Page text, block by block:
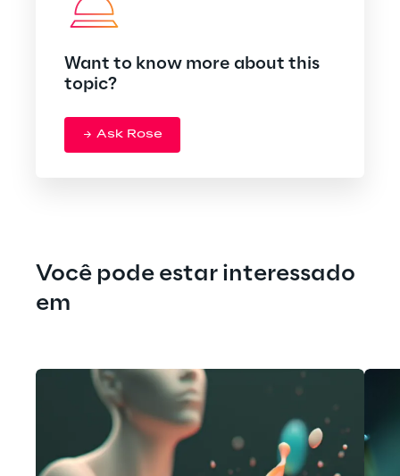
Want to know more about this
topic?
Ask Rose
Você pode estar interessado
em